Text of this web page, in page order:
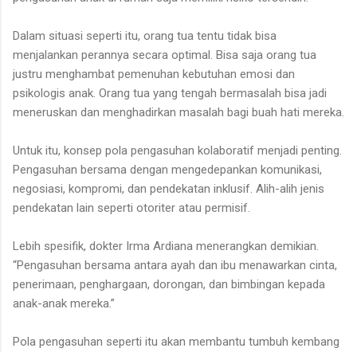
Dalam situasi seperti itu, orang tua tentu tidak bisa
menjalankan perannya secara optimal. Bisa saja orang tua
justru menghambat pemenuhan kebutuhan emosi dan
psikologis anak. Orang tua yang tengah bermasalah bisa jadi
meneruskan dan menghadirkan masalah bagi buah hati mereka.
Untuk itu, konsep pola pengasuhan kolaboratif menjadi penting.
Pengasuhan bersama dengan mengedepankan komunikasi,
negosiasi, kompromi, dan pendekatan inklusif. Alih-alih jenis
pendekatan lain seperti otoriter atau permisif.
Lebih spesifik, dokter Irma Ardiana menerangkan demikian.
“Pengasuhan bersama antara ayah dan ibu menawarkan cinta,
penerimaan, penghargaan, dorongan, dan bimbingan kepada
anak-anak mereka.”
Pola pengasuhan seperti itu akan membantu tumbuh kembang